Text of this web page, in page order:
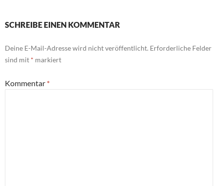
SCHREIBE EINEN KOMMENTAR
Deine E-Mail-Adresse wird nicht veröffentlicht. Erforderliche Felder
sind mit * markiert
Kommentar *